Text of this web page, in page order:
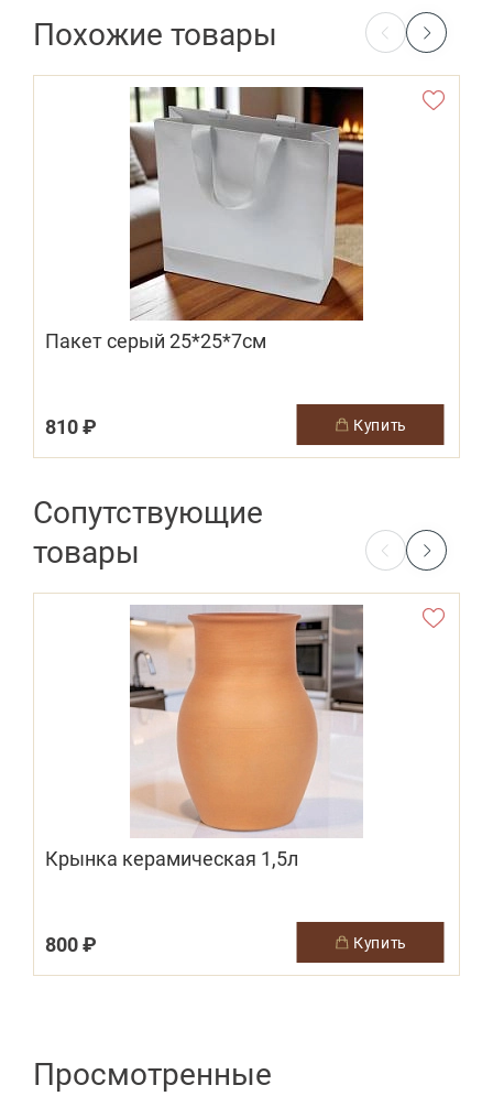
Похожие товары
Пакет серый 25*25*7см
810 ₽ купить
Сопутствующие
товары
Крынка керамическая 1,5л
800 ₽ купить
Просмотренные